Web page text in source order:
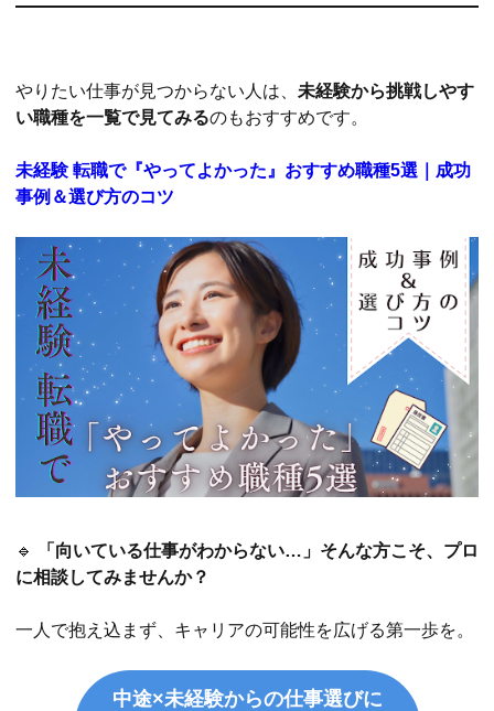
やりたい仕事が見つからない人は、 未経験から挑戦しやす
い職種を一覧で見てみるのもおすすめです。
未経験 転職で『やってよかった』おすすめ職種5選｜成功
事例＆選び方のコツ
🔹
「向いている仕事がわからない…」そんな方こそ、プロ
に相談してみませんか？
一人で抱え込まず、キャリアの可能性を広げる第一歩を。
中途×未経験からの仕事選びに